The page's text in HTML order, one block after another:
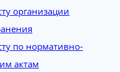
организации
по нормативно-
актам